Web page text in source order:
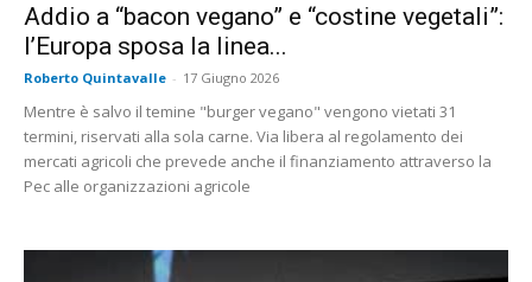
Addio a “bacon vegano” e “costine vegetali”:
l’Europa sposa la linea...
Roberto Quintavalle - 17 Giugno 2026
Mentre è salvo il temine "burger vegano" vengono vietati 31
termini, riservati alla sola carne. Via libera al regolamento dei
mercati agricoli che prevede anche il finanziamento attraverso la
Pec alle organizzazioni agricole